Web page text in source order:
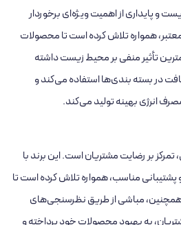
و پایداری از اهمیت ویژه‌ای برخوردار
همواره تلاش کرده است تا محصولات
تأثیر منفی بر محیط زیست داشته
در بسته‌ بندی‌ها استفاده می‌کند و
انرژی بهینه تولید می‌کند.
بر رضایت مشتریان است. این برند با
مناسب، همواره تلاش کرده است تا
همچنین، مباشی از طریق نظرسنجی‌های
به بهبود محصولات خود پرداخته و